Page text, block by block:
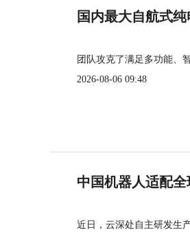
国内最大自航式
团队攻克了满足多功能、
2026-08-06 09:48
中国机器人适配
近日，云深处自主研发生